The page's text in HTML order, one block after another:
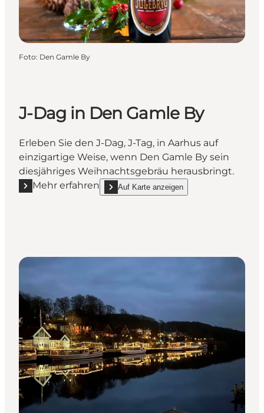
Foto: Den Gamle By
J-Dag in Den Gamle By
Erleben Sie den J-Dag, J-Tag, in Aarhus auf
einzigartige Weise, wenn Den Gamle By sein
diesjähriges Weihnachtsgebräu herausbringt.
Mehr erfahren
Mehr erfahren "J-Dag in Den Gamle By"
Auf Karte anzeigen
show J-Dag in Den Gamle By on_map